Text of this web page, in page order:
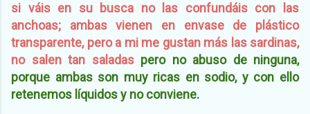
si váis en su busca no las confundáis con las
anchoas; ambas vienen en envase de plástico
transparente, pero a mi me gustan más las sardinas,
no salen tan saladas pero no abuso de ninguna,
porque ambas son muy ricas en sodio, y con ello
retenemos líquidos y no conviene.